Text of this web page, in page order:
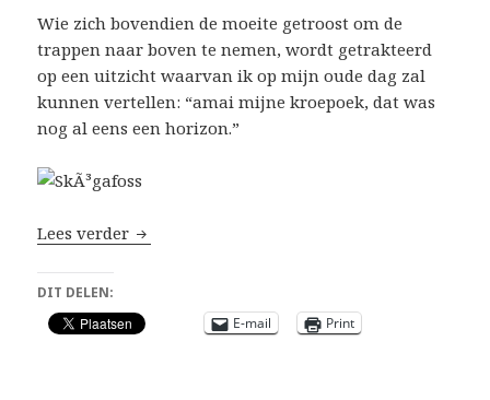
Wie zich bovendien de moeite getroost om de
trappen naar boven te nemen, wordt getrakteerd
op een uitzicht waarvan ik op mijn oude dag zal
kunnen vertellen: “amai mijne kroepoek, dat was
nog al eens een horizon.”
Lees verder SkÃ³gafoss
DIT DELEN:
E-mail
Print